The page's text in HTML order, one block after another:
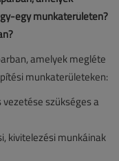
egy munkaterületen?
amelyek megléte
munkaterületeken:
szükséges a
kivitelezési munkáinak